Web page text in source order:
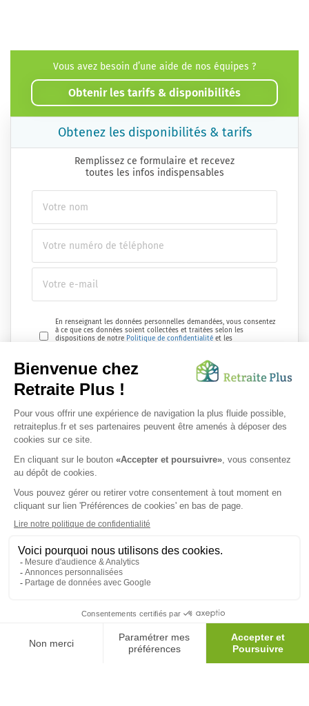
Vous avez besoin d’une aide de nos équipes ?
Obtenir les tarifs & disponibilités
Obtenez les disponibilités & tarifs
Remplissez ce formulaire et recevez
toutes les infos indispensables
En renseignant les données personnelles demandées, vous consentez
à ce que ces données soient collectées et traitées selon les
dispositions de notre Politique de confidentialité et les
Envoyer ma demande
Nous vous informons de l'existence de la liste d'opposition au
démarchage téléphonique. Inscription sur
SUIVEZ-NOUS SUR :
Protection données personnelles
Mentions légales|Espace Presse
au démarchage téléphonique. Inscription sur
© 2026 Retraite Plus - Tous droits réservés - Plan du site